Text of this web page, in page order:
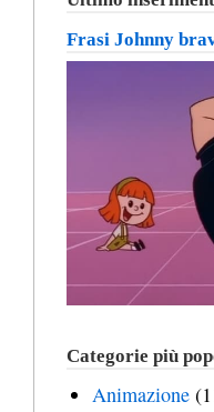
Frasi Johnny
Categorie più
Animazione